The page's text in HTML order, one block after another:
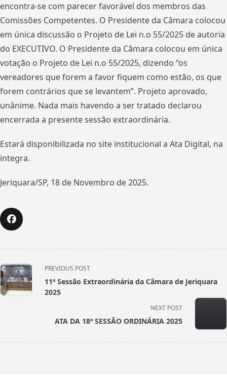
encontra-se com parecer favorável dos membros das
Comissões Competentes. O Presidente da Câmara colocou
em única discussão o Projeto de Lei n.o 55/2025 de autoria
do EXECUTIVO. O Presidente da Câmara colocou em única
votação o Projeto de Lei n.o 55/2025, dizendo “os
vereadores que forem a favor fiquem como estão, os que
forem contrários que se levantem”. Projeto aprovado,
unânime. Nada mais havendo a ser tratado declarou
encerrada a presente sessão extraordinária.
Estará disponibilizada no site institucional a Ata Digital, na
integra.
Jeriquara/SP, 18 de Novembro de 2025.
<span
class="nav-
subtitle
PREVIOUS POST
11ª Sessão Extraordinária da Câmara de Jeriquara
2025
NEXT POST
ATA DA 18ª SESSÃO ORDINÁRIA 2025